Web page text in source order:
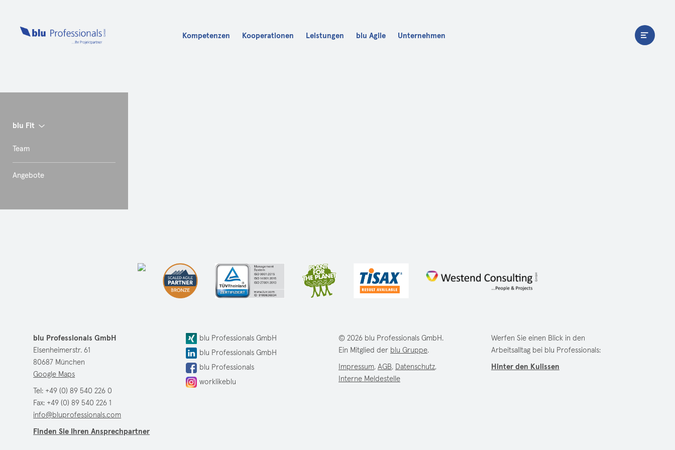
Kompetenzen Kooperationen Leistungen blu Agile Unternehmen
blu Fit
Team
Angebote
blu Professionals GmbH
Elsenheimerstr. 61
80687 München
Google Maps
Tel: +49 (0) 89 540 226 0
Fax: +49 (0) 89 540 226 1
info@bluprofessionals.com
Finden Sie Ihren Ansprechpartner
blu Professionals GmbH
blu Professionals GmbH
blu Professionals
worklikeblu
© 2026 blu Professionals GmbH.
Ein Mitglied der blu Gruppe.
Impressum, AGB, Datenschutz,
Interne Meldestelle
Werfen Sie einen Blick in den
Arbeitsalltag bei blu Professionals:
Hinter den Kulissen